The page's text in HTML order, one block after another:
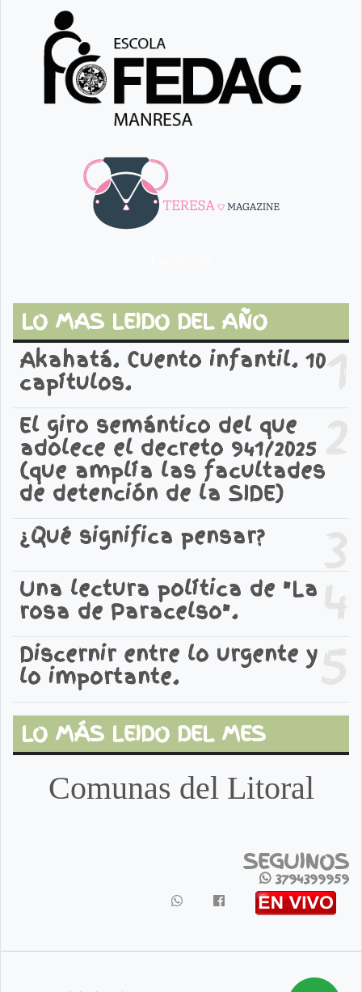
LO MAS LEIDO DEL AÑO
1
Akahatá. Cuento infantil. 10
capítulos.
2
El giro semántico del que
adolece el decreto 941/2025
(que amplía las facultades
de detención de la SIDE)
3
¿Qué significa pensar?
4
Una lectura política de "La
rosa de Paracelso".
5
Discernir entre lo urgente y
lo importante.
LO MÁS LEIDO DEL MES
Comunas del Litoral
SEGUINOS
3794399959